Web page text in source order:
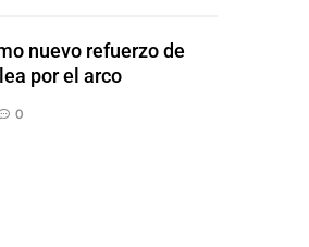
nuevo refuerzo de
por el arco
0